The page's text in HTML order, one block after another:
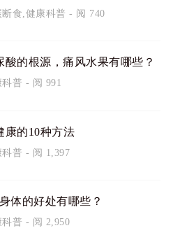
食,健康科普 - 阅 740
酸的根源，痛风水果有哪些？
普 - 阅 991
康的10种方法
普 - 阅 1,397
体的好处有哪些？
普 - 阅 2,950